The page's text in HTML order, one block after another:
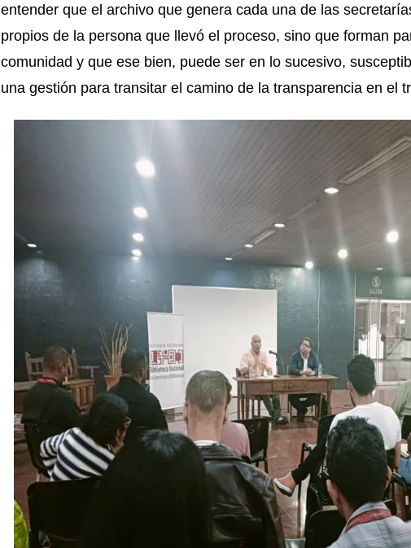
entender que el archivo que genera cada una de las
propios de la persona que llevó el proceso, sino que forman
comunidad y que ese bien, puede ser en lo sucesivo,
una gestión para transitar el camino de la transparencia en el